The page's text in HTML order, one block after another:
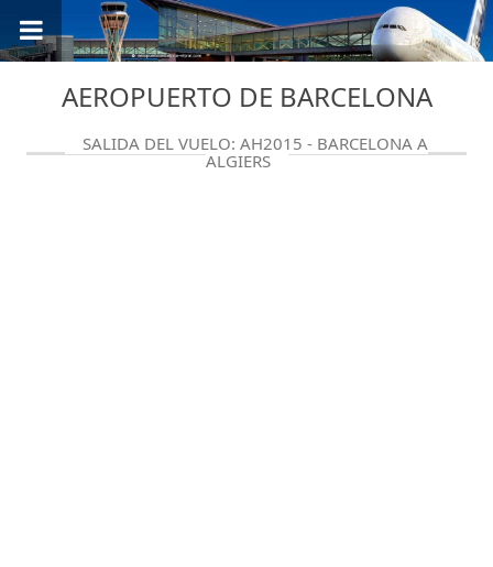
AEROPUERTO DE BARCELONA
SALIDA DEL VUELO: AH2015 - BARCELONA A
ALGIERS